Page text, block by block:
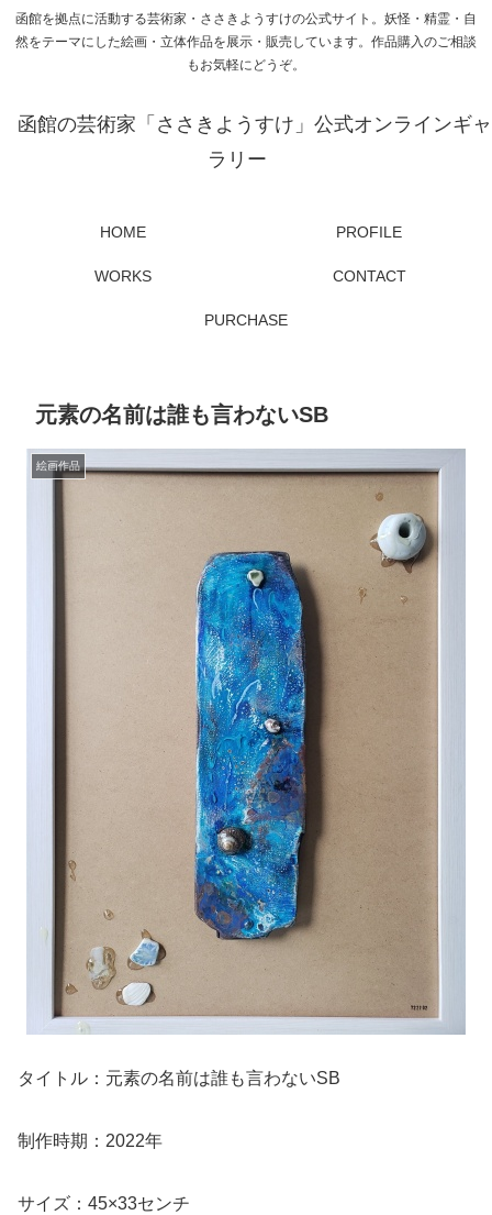
函館を拠点に活動する芸術家・ささきようすけの公式サイト。妖怪・精霊・自
然をテーマにした絵画・立体作品を展示・販売しています。作品購入のご相談
もお気軽にどうぞ。
函館の芸術家「ささきようすけ」公式オンラインギャ
ラリー
HOME PROFILE
WORKS CONTACT
PURCHASE
元素の名前は誰も言わないSB
絵画作品
タイトル：元素の名前は誰も言わないSB
制作時期：2022年
サイズ：45×33センチ